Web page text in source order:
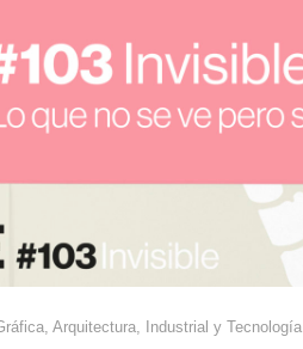
Arquitectura, Industrial y Tecnología